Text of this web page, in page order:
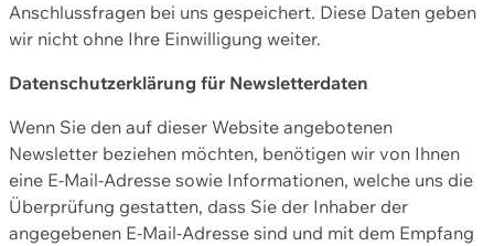
Anschlussfragen bei uns gespeichert. Diese Daten geben
wir nicht ohne Ihre Einwilligung weiter.
Datenschutzerklärung für Newsletterdaten
Wenn Sie den auf dieser Website angebotenen
Newsletter beziehen möchten, benötigen wir von Ihnen
eine E-Mail-Adresse sowie Informationen, welche uns die
Überprüfung gestatten, dass Sie der Inhaber der
angegebenen E-Mail-Adresse sind und mit dem Empfang